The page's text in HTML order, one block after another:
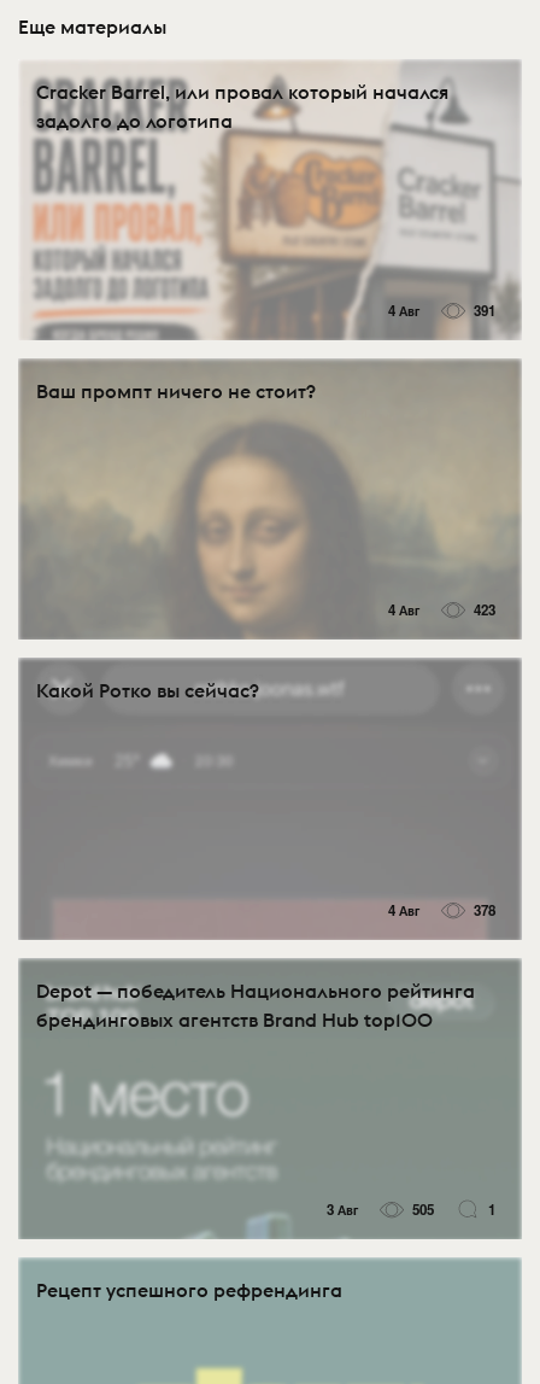
Еще материалы
Cracker Barrel, или провал который начался
задолго до логотипа
4 Авг 391
Ваш промпт ничего не стоит?
4 Авг 423
Какой Ротко вы сейчас?
4 Авг 378
Depot — победитель Национального рейтинга
брендинговых агентств Brand Hub top100
3 Авг 505 1
Рецепт успешного рефрендинга